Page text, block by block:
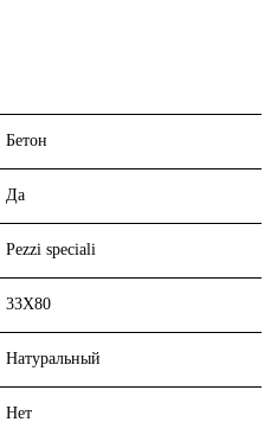
Бетон
Да
Pezzi speciali
33X80
Натуральный
Нет